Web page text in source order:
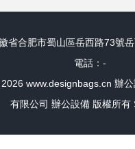
省合肥市蜀山區岳西路73號
電話：-
www.designbags.cn 辦
有限公司 辦公設備 版權所有